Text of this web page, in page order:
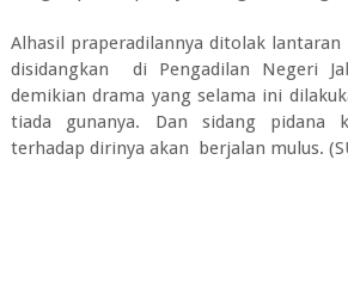
Alhasil praperadilannya ditolak
disidangkan di Pengadilan Negeri
demikian drama yang selama ini
tiada gunanya. Dan sidang pidana
terhadap dirinya akan berjalan mulus.